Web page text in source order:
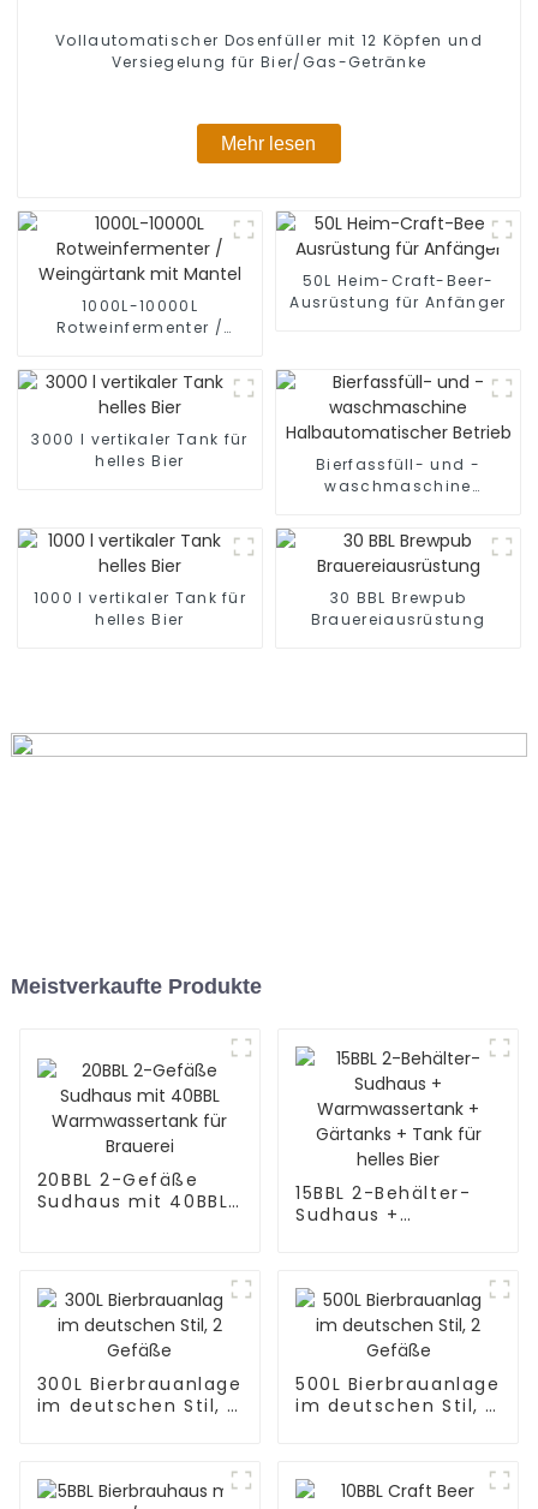
Vollautomatischer Dosenfüller mit 12 Köpfen und
Versiegelung für Bier/Gas-Getränke
Mehr lesen
1000L-10000L
Rotweinfermenter /
50L Heim-Craft-Beer-
Ausrüstung für Anfänger
3000 l vertikaler Tank für
helles Bier
Bierfassfüll- und -
waschmaschine
1000 l vertikaler Tank für
helles Bier
30 BBL Brewpub
Brauereiausrüstung
Meistverkaufte Produkte
20BBL 2-Gefäße
Sudhaus mit 40BBL
15BBL 2-Behälter-
Sudhaus +
300L Bierbrauanlage
im deutschen Stil, 2
500L Bierbrauanlage
im deutschen Stil, 2